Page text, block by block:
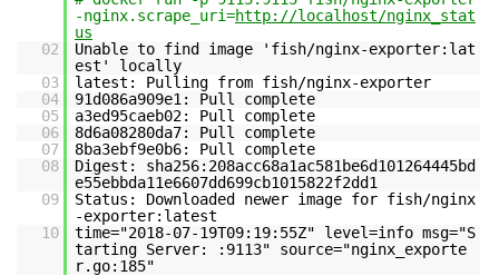
-nginx.scrape_uri=http://localhost/nginx_stat
us
02
Unable to find image 'fish/nginx-exporter:lat
est' locally
03
latest: Pulling from fish/nginx-exporter
04
91d086a909e1: Pull complete
05
a3ed95caeb02: Pull complete
06
8d6a08280da7: Pull complete
07
8ba3ebf9e0b6: Pull complete
08
Digest: sha256:208acc68a1ac581be6d101264445bd
e55ebbda11e6607dd699cb1015822f2dd1
09
Status: Downloaded newer image for fish/nginx
-exporter:latest
10
time="2018-07-19T09:19:55Z" level=info msg="S
tarting Server: :9113" source="nginx_exporte
r.go:185"